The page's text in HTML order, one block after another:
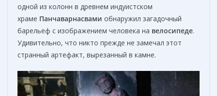
одной из колонн в древнем индуистском
храме Панчаварнасвами обнаружил загадочный
барельеф с изображением человека на велосипеде.
Удивительно, что никто прежде не замечал этот
странный артефакт, вырезанный в камне.